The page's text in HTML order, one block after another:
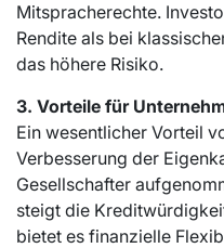
Mitspracherechte.
Rendite als bei
das höhere Risiko.
3. Vorteile für
Ein wesentlicher Vorteil
Verbesserung der
Gesellschafter
steigt die
bietet es finanzielle